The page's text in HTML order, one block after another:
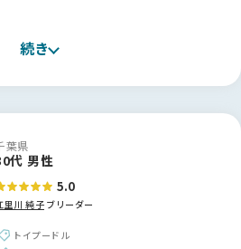
んにつないで頂いたなと、心から感
たときの温かい重みを感じるたび
だくなど、今でも繋がっていられる
さんは、他のサイトとは
た。派手な宣伝ではなく、ブリーダ
いった「正しい情報」を丁寧に発信
任感を感じて信頼できました。
続き
葉県
代 男性
5.0
里川 純子ブリーダー
トイプードル